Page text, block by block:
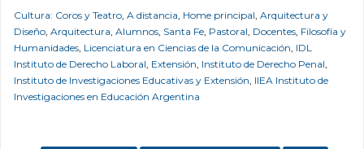
Cultura: Coros y Teatro, A distancia, Home principal, Arquitectura y
Diseño, Arquitectura, Alumnos, Santa Fe, Pastoral, Docentes, Filosofía y
Humanidades, Licenciatura en Ciencias de la Comunicación, IDL
Instituto de Derecho Laboral, Extensión, Instituto de Derecho Penal,
Instituto de Investigaciones Educativas y Extensión, IIEA Instituto de
Investigaciones en Educación Argentina